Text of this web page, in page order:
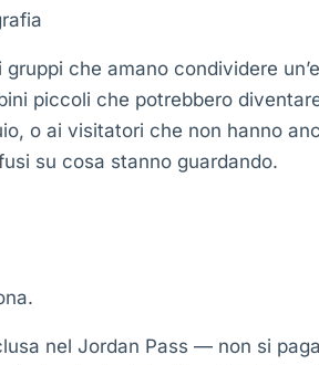
che amano condividere
piccoli che potrebbero
o ai visitatori che non hanno
su cosa stanno guardando.
nel Jordan Pass — non si